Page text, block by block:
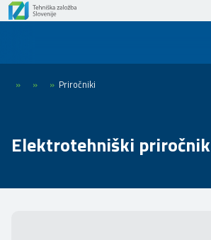
» » » Priročniki
Elektrotehniški priročnik